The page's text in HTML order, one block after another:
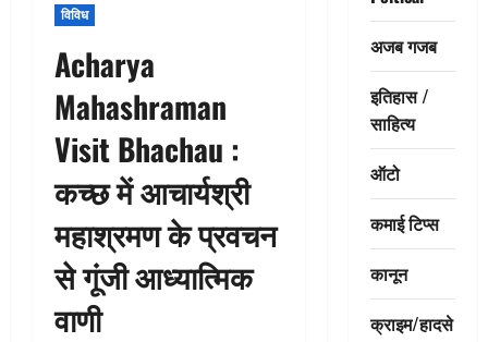
विविध
Acharya
Mahashraman
Visit Bhachau :
कच्छ में आचार्यश्री
महाश्रमण के प्रवचन
से गूंजी आध्यात्मिक
वाणी
अजब गजब
इतिहास /
साहित्य
ऑटो
कमाई टिप्स
कानून
क्राइम/हादसे